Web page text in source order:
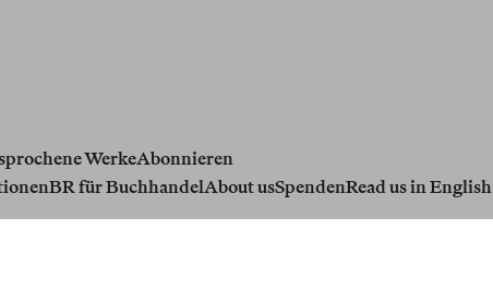
WerkeAbonnieren
BR für BuchhandelAbout usSpendenRead us in English